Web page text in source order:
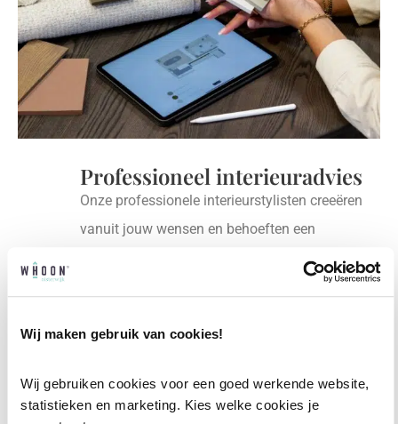
Wij maken gebruik van cookies!
Wij gebruiken cookies voor een goed werkende website,
statistieken en marketing. Kies welke cookies je
Professioneel interieuradvies
Onze professionele interieurstylisten creeëren
vanuit jouw wensen en behoeften een
✓ Afstyling aan huis
2D interieurontwerp
✓ Gratis personal shopping
✓ Advies van onze woonspecialist